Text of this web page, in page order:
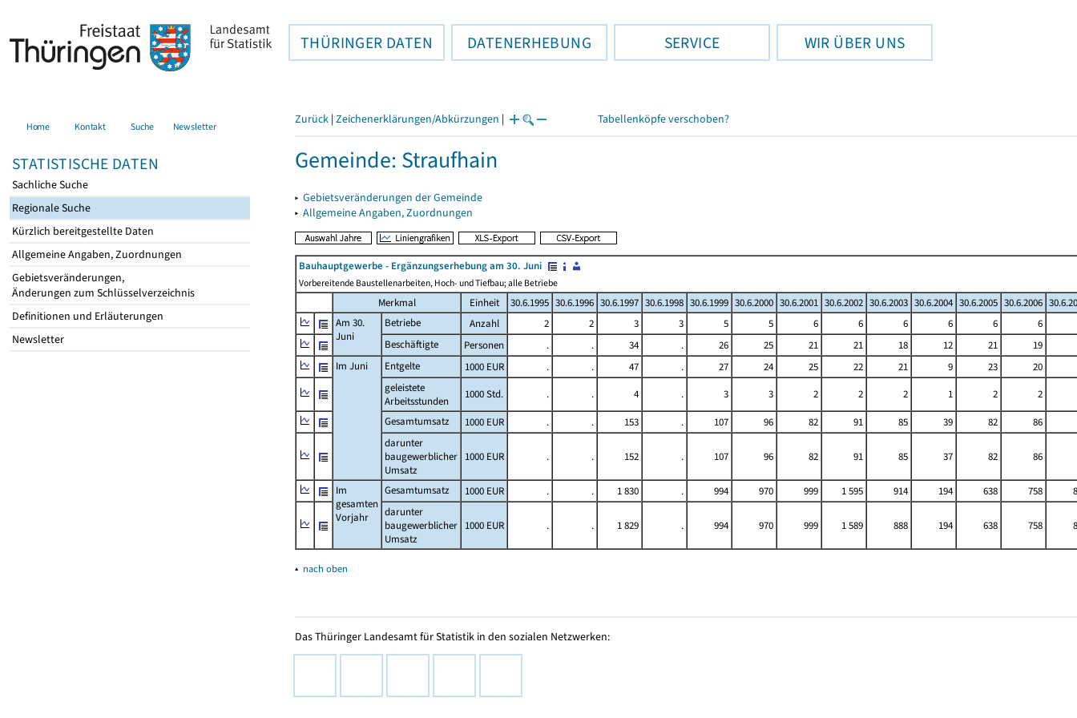
THÜRINGER DATEN DATENERHEBUNG SERVICE WIR ÜBER UNS
Home Kontakt Suche Newsletter
STATISTISCHE DATEN
Sachliche Suche
Regionale Suche
Kürzlich bereitgestellte Daten
Allgemeine Angaben, Zuordnungen
Gebietsveränderungen,
Änderungen zum Schlüsselverzeichnis
Definitionen und Erläuterungen
Newsletter
Zurück | Zeichenerklärungen/Abkürzungen | Tabellenköpfe verschoben?
Gemeinde: Straufhain
▸ Gebietsveränderungen der Gemeinde
▸ Allgemeine Angaben, Zuordnungen
Bauhauptgewerbe - Ergänzungserhebung am 30. Juni
Vorbereitende Baustellenarbeiten, Hoch- und Tiefbau; alle Betriebe
Merkmal Einheit 30.6.1995 30.6.1996 30.6.1997 30.6.1998 30.6.1999 30.6.2000 30.6.2001 30.6.2002 30.6.2003 30.6.2004 30.6.2005 30.6.2006
Am 30.
Juni
Betriebe Anzahl 2 2 3 3 5 5 6 6 6 6 6
6
Beschäftigte
Personen . . 34 . 26 25 21 21 18 12 21
19
Im Juni
Entgelte 1000 EUR . . 47 . 27 24 25 22 21 9 23
20
geleistete
Arbeitsstunden
1000 Std. . . 4 . 3 3 2 2 2 1 2
2
Gesamtumsatz
1000 EUR . . 153 . 107 96 82 91 85 39 82
86
darunter
baugewerblicher
Umsatz
1000 EUR . . 152 . 107 96 82 91 85 37 82 86
Im
gesamten
Vorjahr
Gesamtumsatz 1000 EUR . . 1 830 . 994 970 999 1 595 914 194 638 758
darunter
baugewerblicher
Umsatz
1000 EUR . . 1 829 . 994 970 999 1 589 888 194 638 758
▴ nach oben
Das Thüringer Landesamt für Statistik in den sozialen Netzwerken: